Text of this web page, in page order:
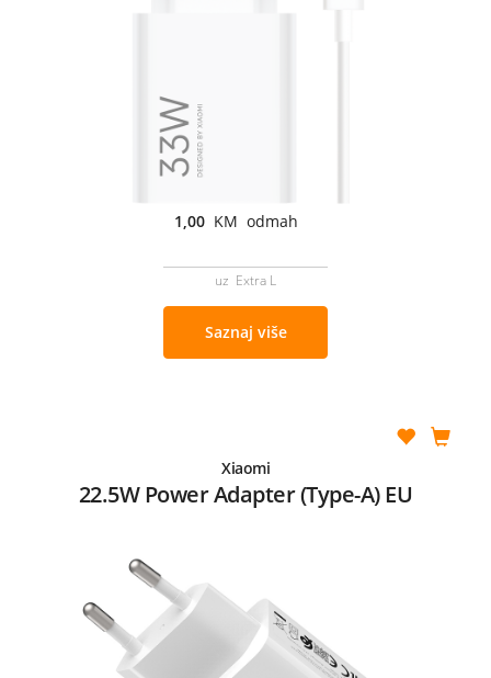
1,00 KM odmah
uz Extra L
Saznaj više
Xiaomi
22.5W Power Adapter (Type-A) EU